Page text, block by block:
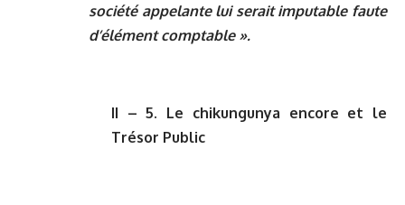
société appelante lui serait imputable faute
d’élément comptable ».
II – 5. Le chikungunya encore et le
Trésor Public